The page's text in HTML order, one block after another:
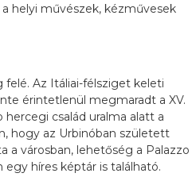
helyi művészek, kézművesek
felé. Az Itáliai-félsziget keleti
érintetlenül megmaradt a XV.
család uralma alatt a
hogy az Urbinóban született
a városban, lehetőség a Palazzo
híres képtár is található.